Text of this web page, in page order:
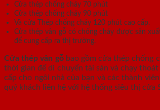
Cửa thép chống cháy 70 phút
Cửa thép chống cháy 90 phút
Và cửa Thép chống cháy 120 phút cao cấp.
Cửa thép vân gỗ có chống cháy được sản
để cung cấp ra thị trường.
Cửa thép vân gỗbao gồm cửa thép chống
thời gian để di chuyển tài sản và chạy
cấp cho ngôi nhà của bạn và các thành
quý khách liên hệ với hệ thống siêu thị cửa